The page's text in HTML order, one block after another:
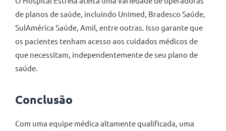
de planos de saúde, incluindo Unimed, Bradesco Saúde,
SulAmérica Saúde, Amil, entre outras. Isso garante que
os pacientes tenham acesso aos cuidados médicos de
que necessitam, independentemente de seu plano de
saúde.
Conclusão
Com uma equipe médica altamente qualificada, uma